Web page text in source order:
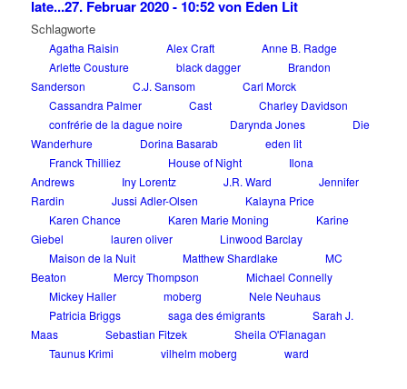
late...27. Februar 2020 - 10:52 von Eden Lit
Schlagworte
Agatha Raisin Alex Craft
Anne B. Radge
Arlette Cousture
black dagger
Brandon
Sanderson
C.J. Sansom
Carl Morck
Cassandra Palmer
Cast
Charley Davidson
confrérie de la dague noire
Darynda Jones
Die
Wanderhure
Dorina Basarab
eden lit
Franck Thilliez
House of Night
Ilona
Andrews
Iny Lorentz J.R. Ward
Jennifer
Rardin
Jussi Adler-Olsen
Kalayna Price
Karen Chance
Karen Marie Moning
Karine
Giebel
lauren oliver
Linwood Barclay
Maison de la Nuit
Matthew Shardlake
MC
Beaton
Mercy Thompson
Michael Connelly
Mickey Haller
moberg
Nele Neuhaus
Patricia Briggs
saga des émigrants
Sarah J.
Maas
Sebastian Fitzek
Sheila O'Flanagan
Taunus Krimi
vilhelm moberg ward